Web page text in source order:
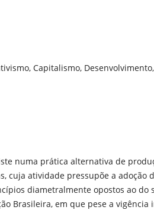
Capitalismo, Desenvolvimento,
numa prática alternativa de
cuja atividade pressupõe a adoção
diametralmente opostos ao do
Brasileira, em que pese a vigência